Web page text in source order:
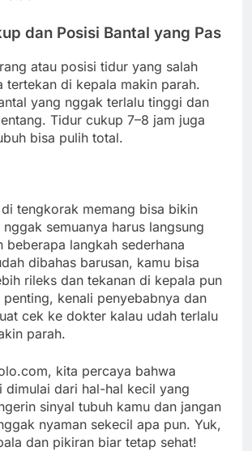
dan Posisi Bantal yang Pas
atau posisi tidur yang salah
tertekan di kepala makin parah.
yang nggak terlalu tinggi dan
Tidur cukup 7–8 jam juga
bisa pulih total.
di tengkorak memang bisa bikin
semuanya harus langsung
beberapa langkah sederhana
dibahas barusan, kamu bisa
rileks dan tekanan di kepala pun
penting, kenali penyebabnya dan
cek ke dokter kalau udah terlalu
parah.
kita percaya bahwa
dimulai dari hal-hal kecil yang
sinyal tubuh kamu dan jangan
nyaman sekecil apa pun. Yuk,
dan pikiran biar tetap sehat!